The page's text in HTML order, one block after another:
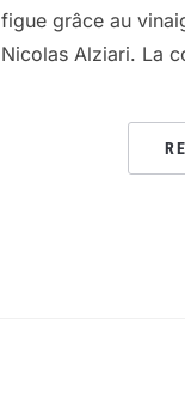
figue grâce au
Nicolas Alziari. La